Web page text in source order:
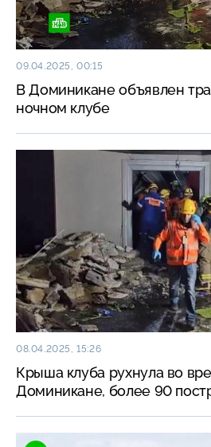
09.04.2025, 00:15
В Доминикане объявлен
ночном клубе
08.04.2025, 15:26
Крыша клуба рухнула во
Доминикане, более 90